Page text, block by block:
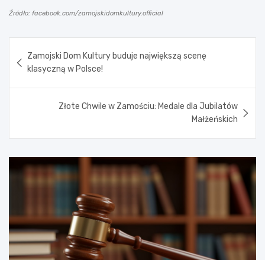
Źródło: facebook.com/zamojskidomkultury.official
wpisu
Zamojski Dom Kultury buduje największą scenę
klasyczną w Polsce!
Złote Chwile w Zamościu: Medale dla Jubilatów
Małżeńskich